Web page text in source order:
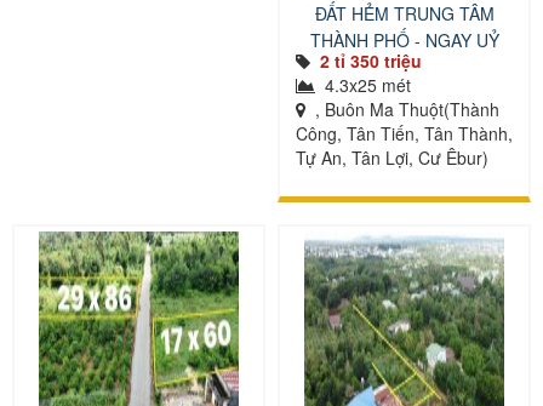
ĐẤT HẺM TRUNG TÂM
THÀNH PHỐ - NGAY UỶ
BAN TỈNH
2 tỉ 350 triệu
4.3x25 mét
, Buôn Ma Thuột(Thành
Công, Tân Tiến, Tân Thành,
Tự An, Tân Lợi, Cư Êbur)